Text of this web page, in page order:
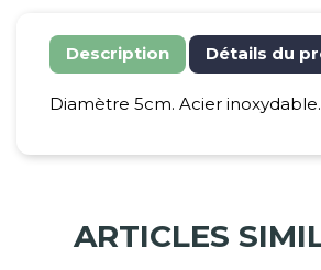
Description Détails du
Diamètre 5cm. Acier inoxydable.
ARTICLES